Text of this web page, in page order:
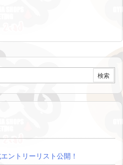
ントリーリスト公開！